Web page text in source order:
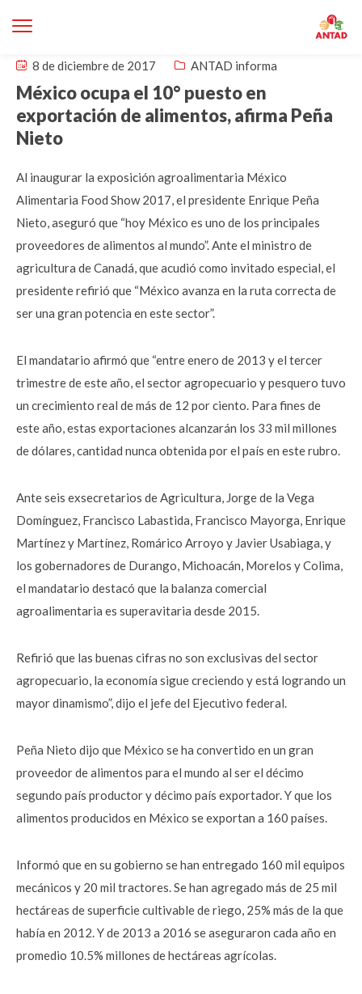
8 de diciembre de 2017 ANTAD informa
México ocupa el 10° puesto en
exportación de alimentos, afirma Peña
Nieto
Al inaugurar la exposición agroalimentaria México
Alimentaria Food Show 2017, el presidente Enrique Peña
Nieto, aseguró que “hoy México es uno de los principales
proveedores de alimentos al mundo”. Ante el ministro de
agricultura de Canadá, que acudió como invitado especial, el
presidente refirió que “México avanza en la ruta correcta de
ser una gran potencia en este sector”.
El mandatario afirmó que “entre enero de 2013 y el tercer
trimestre de este año, el sector agropecuario y pesquero tuvo
un crecimiento real de más de 12 por ciento. Para fines de
este año, estas exportaciones alcanzarán los 33 mil millones
de dólares, cantidad nunca obtenida por el país en este rubro.
Ante seis exsecretarios de Agricultura, Jorge de la Vega
Domínguez, Francisco Labastida, Francisco Mayorga, Enrique
Martínez y Martínez, Romárico Arroyo y Javier Usabiaga, y
los gobernadores de Durango, Michoacán, Morelos y Colima,
el mandatario destacó que la balanza comercial
agroalimentaria es superavitaria desde 2015.
Refirió que las buenas cifras no son exclusivas del sector
agropecuario, la economía sigue creciendo y está logrando un
mayor dinamismo”, dijo el jefe del Ejecutivo federal.
Peña Nieto dijo que México se ha convertido en un gran
proveedor de alimentos para el mundo al ser el décimo
segundo país productor y décimo país exportador. Y que los
alimentos producidos en México se exportan a 160 países.
Informó que en su gobierno se han entregado 160 mil equipos
mecánicos y 20 mil tractores. Se han agregado más de 25 mil
hectáreas de superficie cultivable de riego, 25% más de la que
había en 2012. Y de 2013 a 2016 se aseguraron cada año en
promedio 10.5% millones de hectáreas agrícolas.